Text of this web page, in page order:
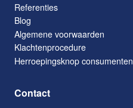
Referenties
Blog
Algemene voorwaarden
Klachtenprocedure
Herroepingsknop consumenten
Contact